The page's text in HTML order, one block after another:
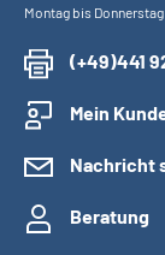
Montag bis
(+49)441
Mein
Nachricht
Beratung